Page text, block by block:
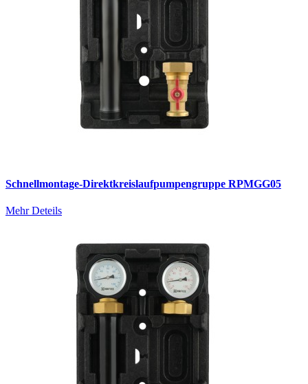
Schnellmontage-Direktkreislaufpumpengruppe RPMGG05
Mehr Deteils